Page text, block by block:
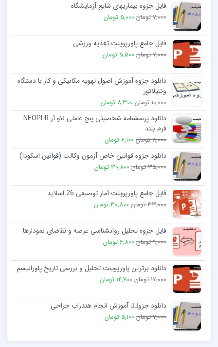
فایل جزوه بیماریهای شایع آزمایشگاه
7,000 تومان 5,000 تومان
فایل جامع پاورپوینت تغذیه ورزشی
7,000 تومان 5,500 تومان
دانلود جزوه آموزش اصول تهویه مکانیکی و کار با دستگاه
ونتیلاتور
10,000 تومان 8,300 تومان
دانلود پرسشنامه شخصیتی پنج عاملی نئو آر NEOPI-R
فرم بلند
8,000 تومان 6,100 تومان
دانلود جزوه قوانین خاص آزمون وکالت (قوانین اسکودا)
35,000 تومان 30,800 تومان
فایل جامع پاورپوینت آمار توصیفی 26 اسلاید
33,000 تومان 30,800 تومان
فایل جزوه تحلیل روانشناسی عرضه و تقاضای نمودارها
9,000 تومان 6,800 تومان
دانلود برترین پاورپوینت تحلیل و بررسی تاريخ پلوراليسم
17,000 تومان 14,700 تومان
دانلود جزوهٜ آموزش انجام هندراب جراحی
7,000 تومان 5,100 تومان